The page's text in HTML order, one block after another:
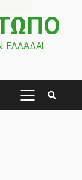
PRIMARY